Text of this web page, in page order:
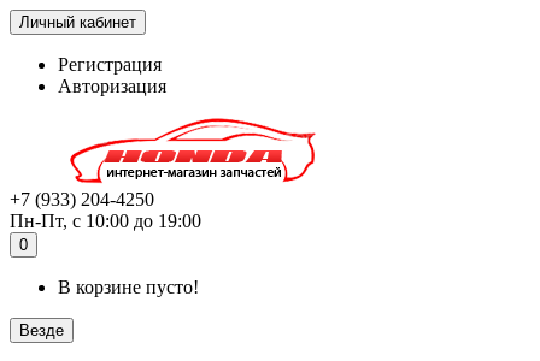
Личный кабинет
Регистрация
Авторизация
+7 (933) 204-4250
Пн-Пт, с 10:00 до 19:00
0
В корзине пусто!
Везде